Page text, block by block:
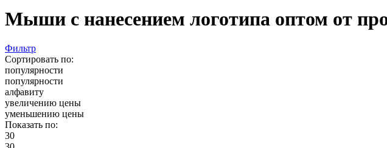
Мыши с нанесением логотипа оптом от
Фильтр
Сортировать по:
популярности
популярности
алфавиту
увеличению цены
уменьшению цены
Показать по:
30